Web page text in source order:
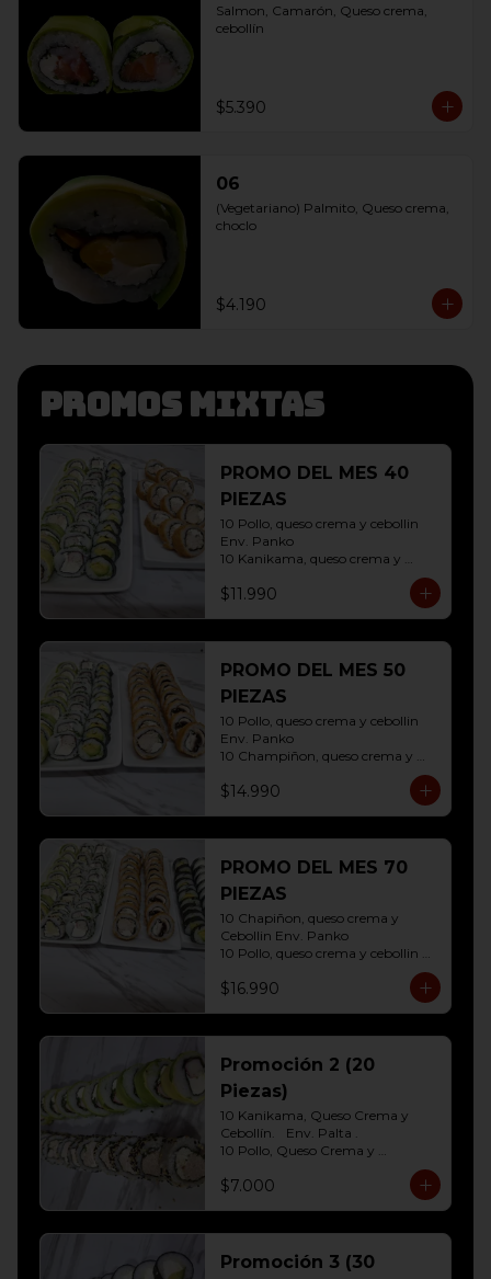
Salmon, Camarón, Queso crema,
cebollín
$5.390
06
(Vegetariano) Palmito, Queso crema,
choclo
$4.190
Promos mixtas
PROMO DEL MES 40
PIEZAS
10 Pollo, queso crema y cebollin
Env. Panko
10 Kanikama, queso crema y
10 Pollo, queso crema y cebollin
$11.990
PROMO DEL MES 50
PIEZAS
10 Pollo, queso crema y cebollin
Env. Panko
10 Champiñon, queso crema y
10 Kanikama, queso crema y
Env. Palta
10 Hosomaki ( Palta)
$14.990
PROMO DEL MES 70
PIEZAS
10 Chapiñon, queso crema y
Cebollin Env. Panko
10 Pollo, queso crema y cebollin
10 Palmito, queso crema y palta
Palta Env. Cibulette
10 Pollo, queso crema y cebollin
Env. Palta
10 Hosomaki (Queso crema)
10 Hosomaki ( Palta)
$16.990
Promoción 2 (20
Piezas)
10 Kanikama, Queso Crema y
Cebollín.	Env. Palta .
10 Pollo, Queso Crema y
frito
$7.000
Promoción 3 (30